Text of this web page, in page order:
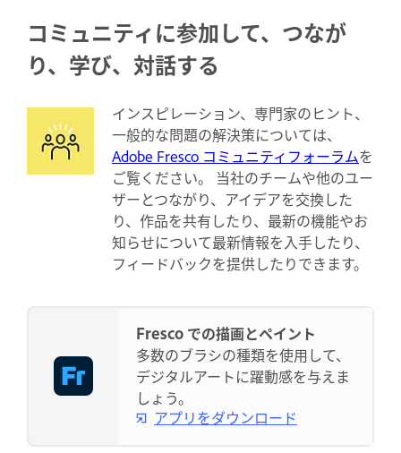
コミュニティに参加して、つなが
り、学び、対話する
インスピレーション、専門家のヒント、
一般的な問題の解決策については、
Adobe Fresco コミュニティフォーラムを
ご覧ください。 当社のチームや他のユー
ザーとつながり、アイデアを交換した
り、作品を共有したり、最新の機能やお
知らせについて最新情報を入手したり、
フィードバックを提供したりできます。
Fresco での描画とペイント
多数のブラシの種類を使用して、
デジタルアートに躍動感を与えま
しょう。
アプリをダウンロード